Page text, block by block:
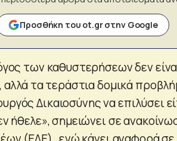
Προσθήκη του ot.gr στην Google
των καθυστερήσεων δεν είναι
αλλά τα τεράστια δομικά
Δικαιοσύνης να επιλύσει
ήθελε», σημειώνει σε